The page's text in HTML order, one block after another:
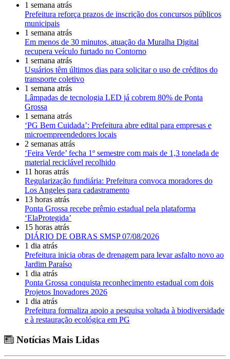
1 semana atrás
Prefeitura reforça prazos de inscrição dos concursos públicos
municipais
1 semana atrás
Em menos de 30 minutos, atuação da Muralha Digital
recupera veículo furtado no Contorno
1 semana atrás
Usuários têm últimos dias para solicitar o uso de créditos do
transporte coletivo
1 semana atrás
Lâmpadas de tecnologia LED já cobrem 80% de Ponta
Grossa
1 semana atrás
‘PG Bem Cuidada’: Prefeitura abre edital para empresas e
microempreendedores locais
2 semanas atrás
‘Feira Verde’ fecha 1º semestre com mais de 1,3 tonelada de
material reciclável recolhido
11 horas atrás
Regularização fundiária: Prefeitura convoca moradores do
Los Angeles para cadastramento
13 horas atrás
Ponta Grossa recebe prêmio estadual pela plataforma
‘ElaProtegida’
15 horas atrás
DIÁRIO DE OBRAS SMSP 07/08/2026
1 dia atrás
Prefeitura inicia obras de drenagem para levar asfalto novo ao
Jardim Paraíso
1 dia atrás
Ponta Grossa conquista reconhecimento estadual com dois
Projetos Inovadores 2026
1 dia atrás
Prefeitura formaliza apoio a pesquisa voltada à biodiversidade
e à restauração ecológica em PG
Notícias Mais Lidas